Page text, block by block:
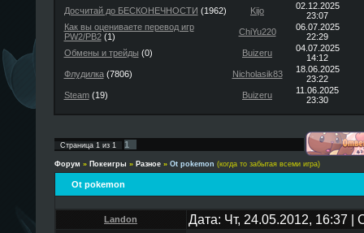
Досчитай до БЕСКОНЕЧНОСТИ (1962) Kijo
02.12.2025
23:07
Как вы оцениваете перевод игр
PW2/PB2(1) ChiYu220
06.07.2025
22:29
Обмены и трейды (0) Buizeru
04.07.2025
14:12
Флудилка(7806) Nicholasik83
18.06.2025
23:22
Steam(19) Buizeru
11.06.2025
23:30
Страница 1из 1 1
Форум » Покеигры » Разное » Ot pokemon (когда то забытая всеми игра)
Ot pokemon
Landon Дата: Чт, 24.05.2012, 16:37